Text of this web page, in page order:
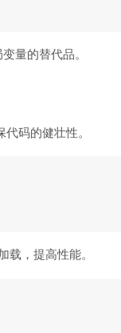
量的替代品。
代码的健壮性。
载，提高性能。